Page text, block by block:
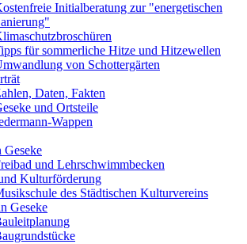
Initialberatung zur "energetischen
für sommerliche Hitze und Hitzewellen
von Schottergärten
Daten, Fakten
und Ortsteile
Wappen
Geseke
und Lehrschwimmbecken
Kulturförderung
des Städtischen Kulturvereins
Geseke